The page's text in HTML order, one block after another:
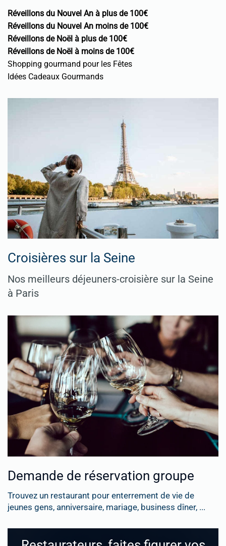
Réveillons du Nouvel An à plus de 100€
Réveillons du Nouvel An moins de 100€
Réveillons de Noël à plus de 100€
Réveillons de Noël à moins de 100€
Shopping gourmand pour les Fêtes
Idées Cadeaux Gourmands
Croisières sur la Seine
Nos meilleurs déjeuners-croisière sur la Seine
à Paris
Demande de réservation groupe
Trouvez un restaurant pour enterrement de vie de
jeunes gens, anniversaire, mariage, business dîner, ...